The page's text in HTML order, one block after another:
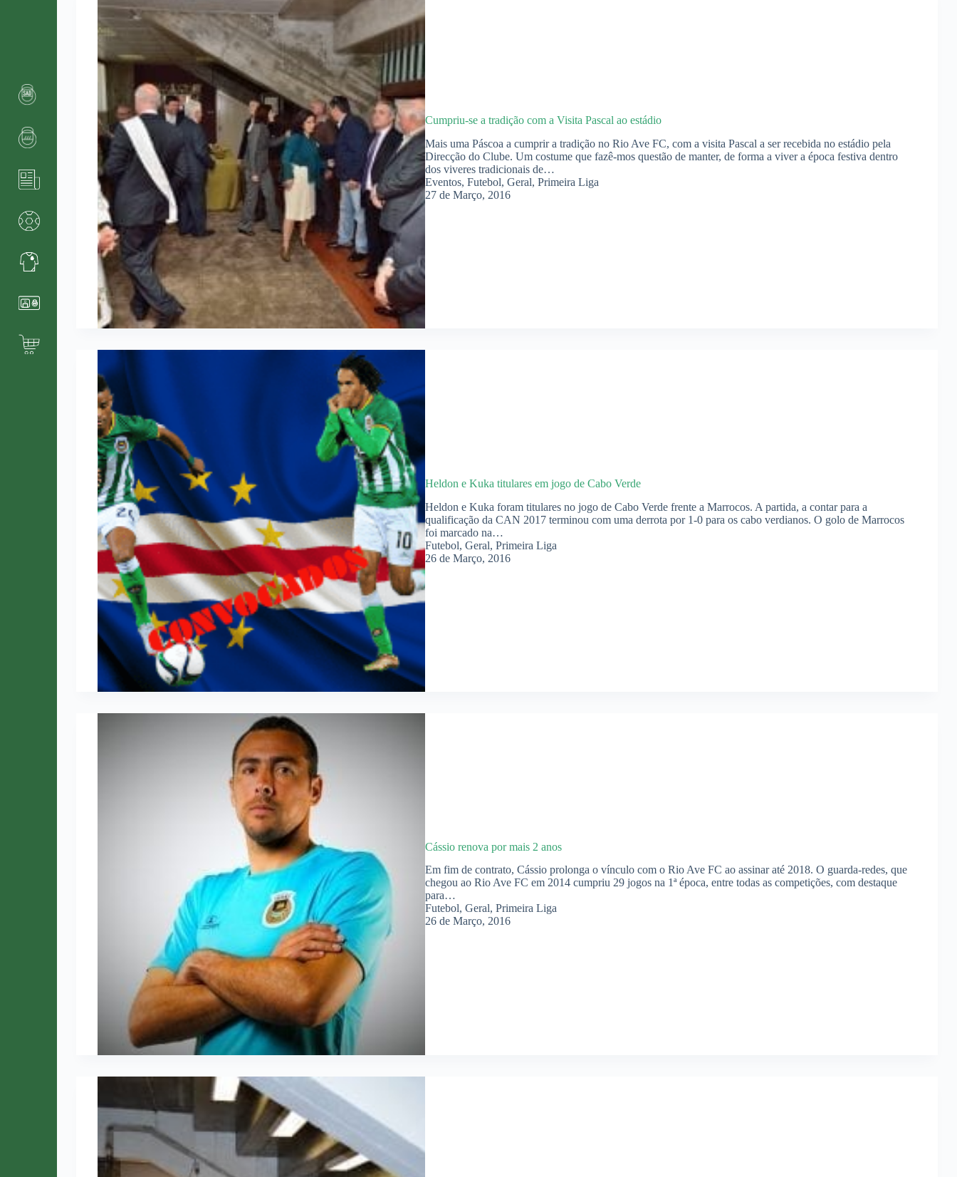
Cumpriu-se a tradição com a Visita Pascal ao estádio
Mais uma Páscoa a cumprir a tradição no Rio Ave FC, com a visita Pascal a ser recebida no estádio pela
Direcção do Clube. Um costume que fazê-mos questão de manter, de forma a viver a época festiva dentro
dos viveres tradicionais de…
Eventos,Futebol,Geral,Primeira Liga
27 de Março, 2016
Heldon e Kuka titulares em jogo de Cabo Verde
Heldon e Kuka foram titulares no jogo de Cabo Verde frente a Marrocos. A partida, a contar para a
qualificação da CAN 2017 terminou com uma derrota por 1-0 para os cabo verdianos. O golo de Marrocos
foi marcado na…
Futebol,Geral,Primeira Liga
26 de Março, 2016
Cássio renova por mais 2 anos
Em fim de contrato, Cássio prolonga o vínculo com o Rio Ave FC ao assinar até 2018. O guarda-redes, que
chegou ao Rio Ave FC em 2014 cumpriu 29 jogos na 1ª época, entre todas as competições, com destaque
para…
Futebol,Geral,Primeira Liga
26 de Março, 2016